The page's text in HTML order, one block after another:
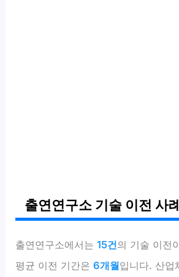
출연연구소 기술 이전 사
출연연구소에서는15건의 기술 이전
평균 이전 기간은6개월입니다. 산업